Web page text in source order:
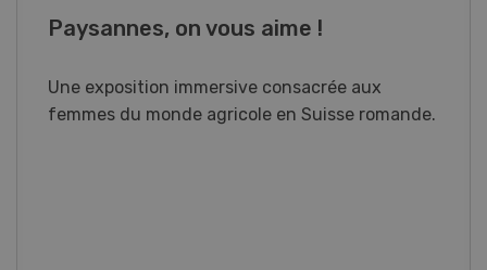
Cours spécialisé Aquaculture
Vous élevez des poissons ou songez à le faire?
Ce cours vous équipe du savoir nécessaire. Si